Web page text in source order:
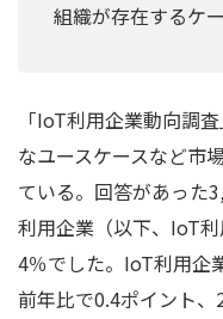
組織が存在するケ
「IoT利用企業動向調
なユースケースなど市
ている。回答があった
利用企業（以下、IoT
4％でした。IoT利用企
前年比で0.4ポイント